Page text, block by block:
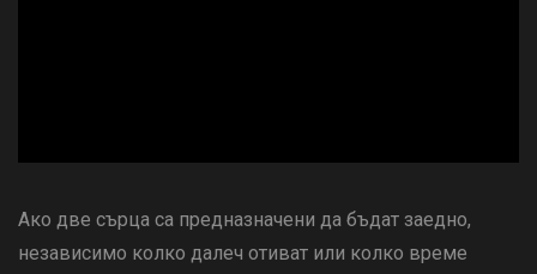
Ако две сърца са предназначени да бъдат заедно,
независимо колко далеч отиват или колко време